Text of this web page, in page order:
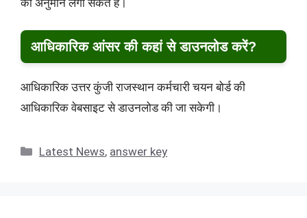
आधिकारिक आंसर की कहां से डाउनलोड करें?
आधिकारिक उत्तर कुंजी राजस्थान कर्मचारी चयन बोर्ड की
आधिकारिक वेबसाइट से डाउनलोड की जा सकेगी।
Categories
Latest News, answer key